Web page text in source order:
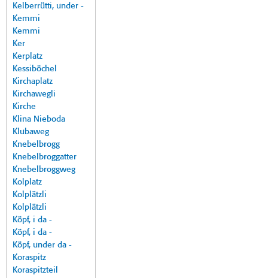
Kelberrütti, under -
Kemmi
Kemmi
Ker
Kerplatz
Kessiböchel
Kirchaplatz
Kirchawegli
Kirche
Klina Nieboda
Klubaweg
Knebelbrogg
Knebelbroggatter
Knebelbroggweg
Kolplatz
Kolplätzli
Kolplätzli
Köpf, i da -
Köpf, i da -
Köpf, under da -
Koraspitz
Koraspitzteil